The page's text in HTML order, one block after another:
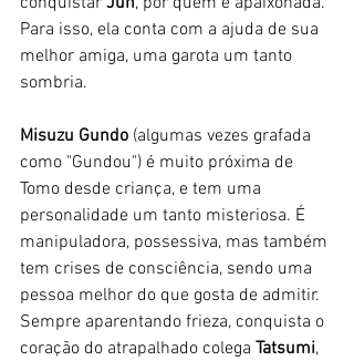
Para isso, ela conta com a ajuda de sua
melhor amiga, uma garota um tanto
sombria.
Misuzu Gundo (algumas vezes grafada
como "Gundou") é muito próxima de
Tomo desde criança, e tem uma
personalidade um tanto misteriosa. É
manipuladora, possessiva, mas também
tem crises de consciência, sendo uma
pessoa melhor do que gosta de admitir.
Sempre aparentando frieza, conquista o
coração do atrapalhado colega Tatsumi,